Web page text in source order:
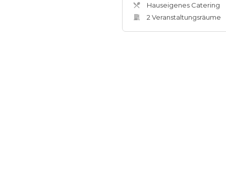
Hauseigenes Catering
2 Veranstaltungsräume